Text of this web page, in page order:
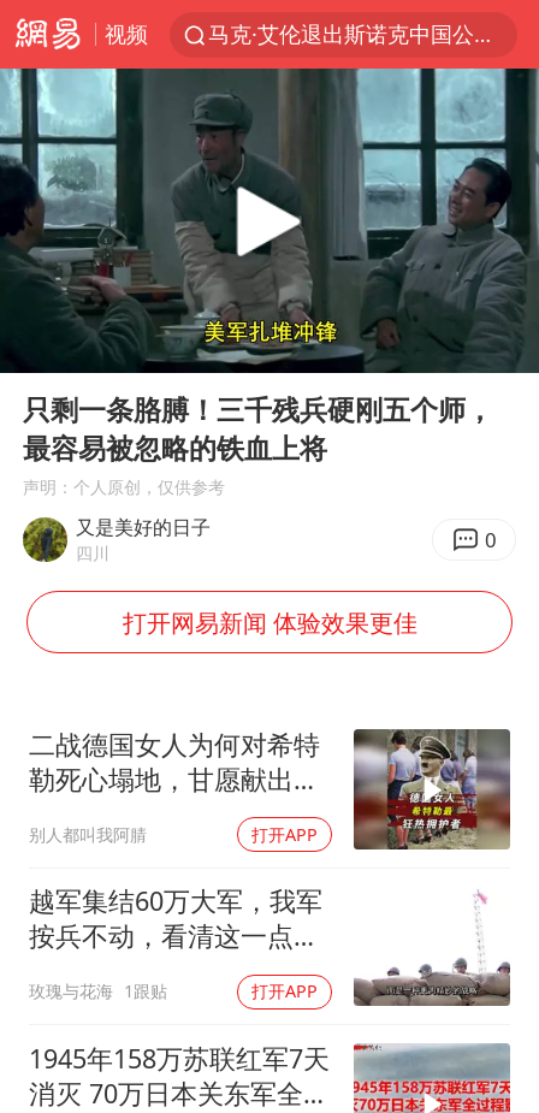
视频
马克·艾伦退出斯诺克中国公开赛
新疆优化调整景区内自驾服务费
茅台部分直营店飞天茅台提价
情侣平潭拍日出坠崖1死1伤
白海豚将正面袭击贯穿浙江
酒店回应车内过夜被收150元
黄金牛市回来了吗
杭州全市有序停课
台当局重金为“台独”织“皇帝新衣”
夏日经济乘“热”而上 消费市场向“新”而行
乐享全民健身 共筑健康中国
Play
00:00 07:29
只剩一条胳膊！三千残兵硬刚五个师，
最容易被忽略的铁血上将
声明：个人原创，仅供参考
又是美好的日子
四川 0
打开网易新闻 体验效果更佳
二战德国女人为何对希特
勒死心塌地，甘愿献出一
别人都叫我阿腈 打开APP
越军集结60万大军，我军
按兵不动，看清这一点便
玫瑰与花海 1跟贴 打开APP
1945年158万苏联红军7天
消灭 70万日本关东军全过